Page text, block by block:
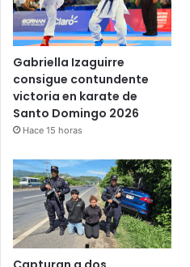
Gabriella Izaguirre
consigue contundente
victoria en karate de
Santo Domingo 2026
Hace 15 horas